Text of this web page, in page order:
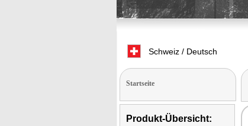
Schweiz / Deutsch
Startseite
Produkt-Übersicht: